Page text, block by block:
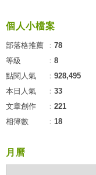
個人小檔案
部落格推薦 ： 78
等級
： 8
點閱人氣
： 928,495
本日人氣
： 33
文章創作
： 221
相簿數
： 18
月曆